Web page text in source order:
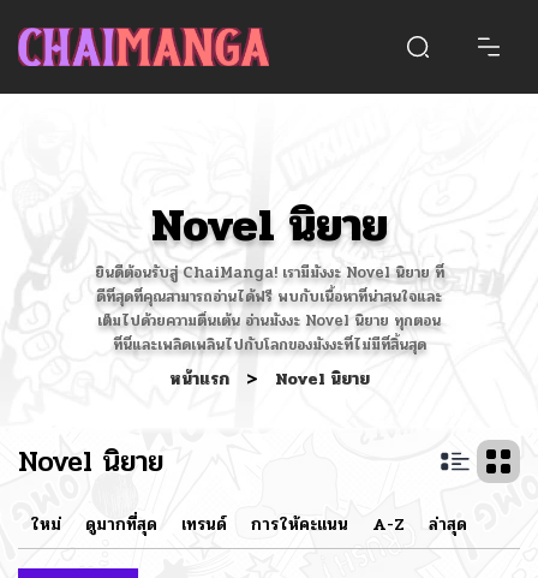
Novel นิยาย
ยินดีต้อนรับสู่ ChaiManga! เรามีมังงะ Novel นิยาย ที่
ดีที่สุดที่คุณสามารถอ่านได้ฟรี พบกับเนื้อหาที่น่าสนใจและ
เต็มไปด้วยความตื่นเต้น อ่านมังงะ Novel นิยาย ทุกตอน
ที่นี่และเพลิดเพลินไปกับโลกของมังงะที่ไม่มีที่สิ้นสุด
หน้าแรก > Novel นิยาย
Novel นิยาย
ใหม่ ดูมากที่สุด เทรนด์ การให้คะแนน A-Z ล่าสุด